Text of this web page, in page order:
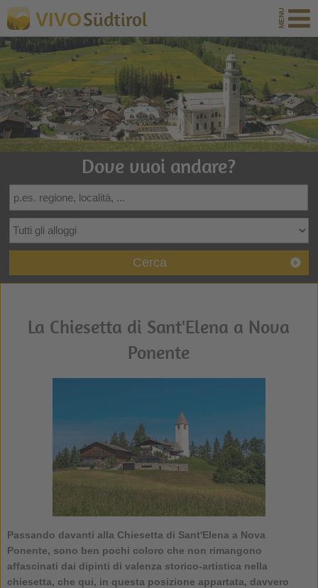
VIVOSüdtirol
Dove vuoi andare?
Cerca
La Chiesetta di Sant'Elena a Nova
Ponente
Passando davanti alla Chiesetta di Sant'Elena a Nova
Ponente, sono ben pochi coloro che non rimangono
affascinati dai dipinti di valenza storico-artistica nella
chiesetta, che qui, in questa posizione appartata, davvero